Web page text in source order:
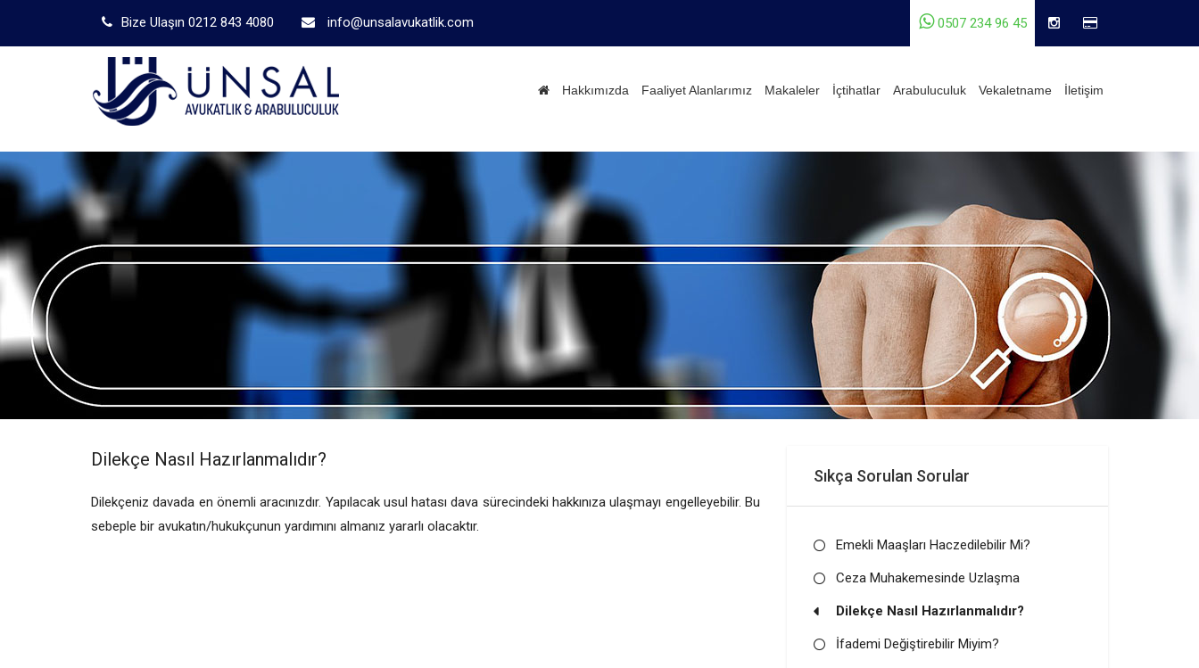
Bize Ulaşın 0212 843 4080 info@unsalavukatlik.com 0507 234 96 45
Hakkımızda Faaliyet Alanlarımız Makaleler İçtihatlar Arabuluculuk Vekaletname İletişim
Dilekçe Nasıl Hazırlanmalıdır?
Dilekçeniz davada en önemli aracınızdır. Yapılacak usul hatası dava sürecindeki hakkınıza ulaşmayı engelleyebilir. Bu
sebeple bir avukatın/hukukçunun yardımını almanız yararlı olacaktır.
Sıkça Sorulan Sorular
Emekli Maaşları Haczedilebilir Mi?
Ceza Muhakemesinde Uzlaşma
Dilekçe Nasıl Hazırlanmalıdır?
İfademi Değiştirebilir Miyim?